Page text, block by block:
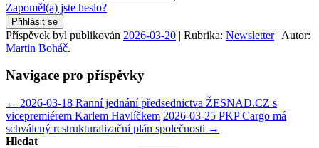
Zapoměl(a) jste heslo?
Přihlásit se
Příspěvek byl publikován 2026-03-20 | Rubrika: Newsletter| Autor:
Martin Boháč.
Navigace pro příspěvky
← 2026-03-18 Ranní jednání předsednictva ŽESNAD.CZ s
vicepremiérem Karlem Havlíčkem 2026-03-25 PKP Cargo má
schválený restrukturalizační plán společnosti →
Hledat